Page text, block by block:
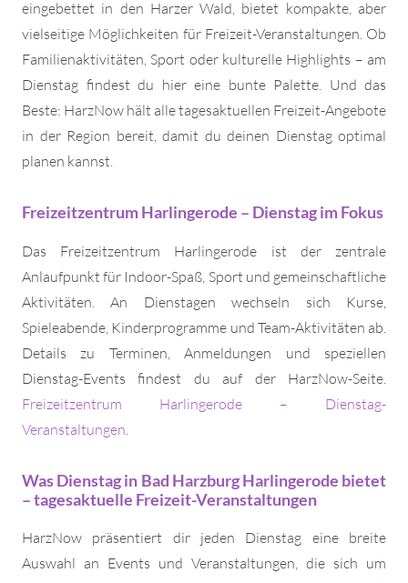
eingebettet in den Harzer Wald, bietet kompakte, aber
vielseitige Möglichkeiten für Freizeit-Veranstaltungen. Ob
Familienaktivitäten, Sport oder kulturelle Highlights – am
Dienstag findest du hier eine bunte Palette. Und das
Beste: HarzNow hält alle tagesaktuellen Freizeit-Angebote
in der Region bereit, damit du deinen Dienstag optimal
planen kannst.
Freizeitzentrum Harlingerode – Dienstag im Fokus
Das Freizeitzentrum Harlingerode ist der zentrale
Anlaufpunkt für Indoor-Spaß, Sport und gemeinschaftliche
Aktivitäten. An Dienstagen wechseln sich Kurse,
Spieleabende, Kinderprogramme und Team-Aktivitäten ab.
Details zu Terminen, Anmeldungen und speziellen
Dienstag-Events findest du auf der HarzNow-Seite.
Freizeitzentrum Harlingerode – Dienstag-
Veranstaltungen
Was Dienstag in Bad Harzburg Harlingerode bietet
– tagesaktuelle Freizeit-Veranstaltungen
HarzNow präsentiert dir jeden Dienstag eine breite
Auswahl an Events und Veranstaltungen, die sich um